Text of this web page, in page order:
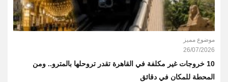
موضوع مميز
26/07/2026
10 خروجات غير مكلفة في القاهرة تقدر تروحلها بالمترو.. ومن
المحطة للمكان في دقائق